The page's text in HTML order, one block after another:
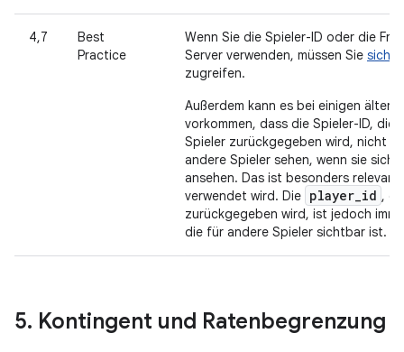
4,7
Best
Practice
Wenn Sie die Spieler-ID oder die
Server verwenden, müssen Sie sicher
zugreifen.
Außerdem kann es bei einigen
vorkommen, dass die Spieler-ID, die
Spieler zurückgegeben wird, nicht
andere Spieler sehen, wenn sie sich
ansehen. Das ist besonders
verwendet wird. Die player_id ,
zurückgegeben wird, ist jedoch
die für andere Spieler sichtbar ist.
5. Kontingent und Ratenbegrenzung